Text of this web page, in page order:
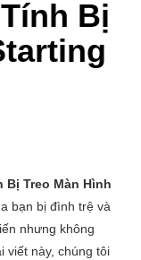
Bị
Bị Treo Màn Hình
bạn bị đình trệ và
nhưng không
viết này, chúng tôi